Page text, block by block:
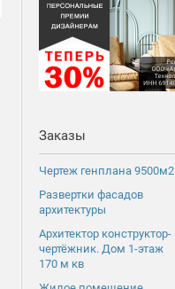
Заказы
Чертеж генплана 9500м2
Развертки фасадов
архитектуры
Архитектор конструктор-
чертёжник. Дом 1-этаж
170 м кв